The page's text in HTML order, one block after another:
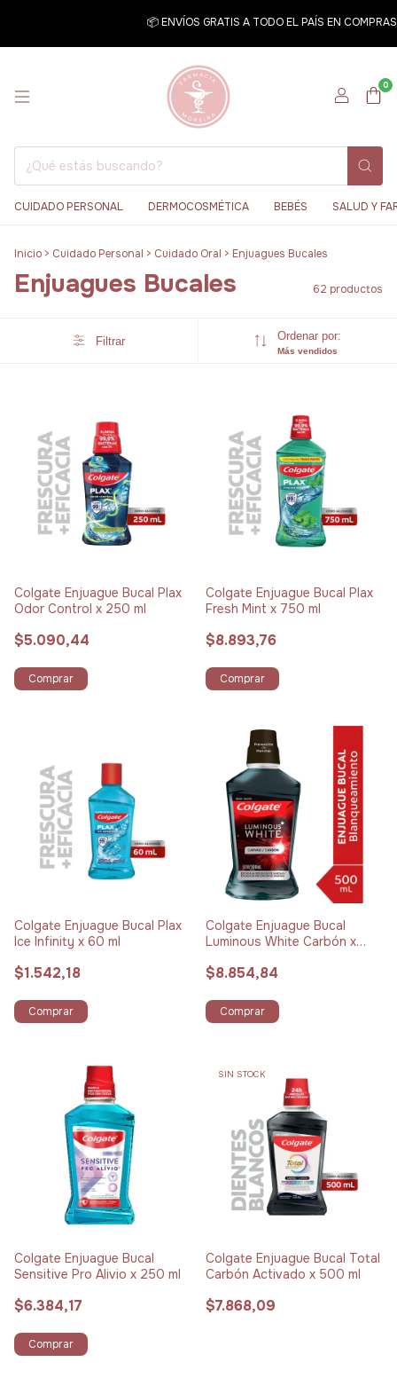
📦 ENVÍOS GRATIS A TODO EL PAÍS EN COMPRAS
0
CUIDADO PERSONAL DERMOCOSMÉTICA BEBÉS SALUD Y
Inicio > Cuidado Personal > Cuidado Oral > Enjuagues Bucales
Enjuagues Bucales 62 productos
Filtrar Ordenar por:
Más vendidos
Colgate Enjuague Bucal Plax
Odor Control x 250 ml
$5.090,44
Comprar
Colgate Enjuague Bucal Plax
Fresh Mint x 750 ml
$8.893,76
Comprar
Colgate Enjuague Bucal Plax
Ice Infinity x 60 ml
$1.542,18
Comprar
Colgate Enjuague Bucal
Luminous White Carbón x
$8.854,84
Comprar
Colgate Enjuague Bucal
Sensitive Pro Alivio x 250 ml
$6.384,17
Comprar
SIN STOCK
Colgate Enjuague Bucal Total
Carbón Activado x 500 ml
$7.868,09